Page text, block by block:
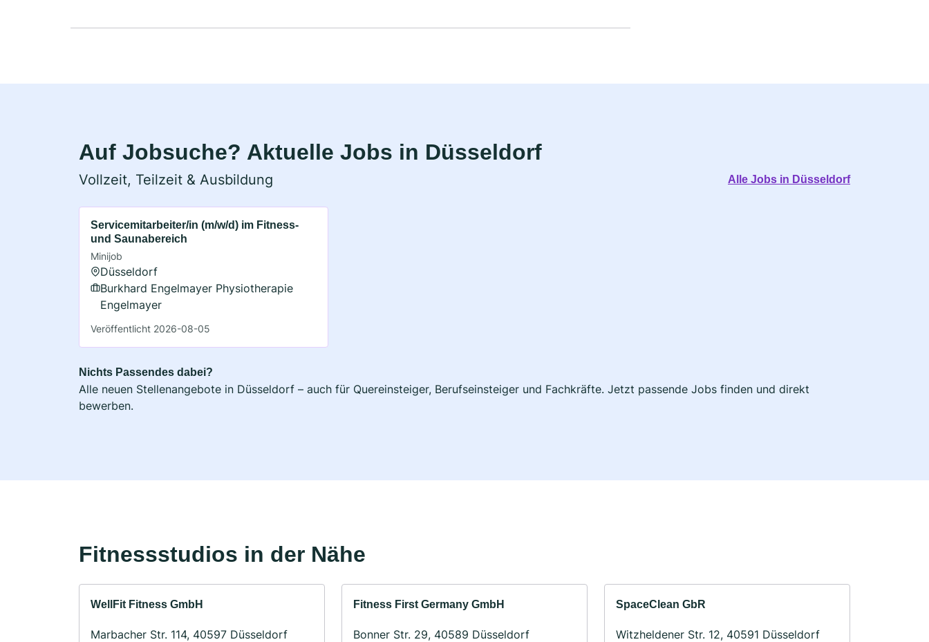
Auf Jobsuche? Aktuelle Jobs in Düsseldorf
Vollzeit, Teilzeit & Ausbildung Alle Jobs in Düsseldorf
Servicemitarbeiter/in (m/w/d) im Fitness-
und Saunabereich
Minijob
Düsseldorf
Burkhard Engelmayer Physiotherapie
Engelmayer
Veröffentlicht 2026-08-05
Nichts Passendes dabei?
Alle neuen Stellenangebote in Düsseldorf – auch für Quereinsteiger, Berufseinsteiger und Fachkräfte. Jetzt passende Jobs finden und direkt
bewerben.
Fitnessstudios in der Nähe
WellFit Fitness GmbH
Marbacher Str. 114, 40597 Düsseldorf
Fitness First Germany GmbH
Bonner Str. 29, 40589 Düsseldorf
SpaceClean GbR
Witzheldener Str. 12, 40591 Düsseldorf